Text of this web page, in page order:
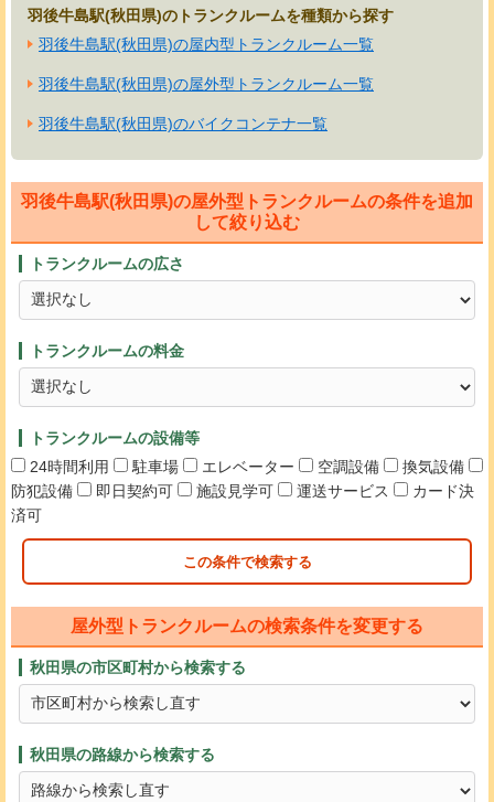
羽後牛島駅(秋田県)のトランクルームを種類から探す
羽後牛島駅(秋田県)の屋内型トランクルーム一覧
羽後牛島駅(秋田県)の屋外型トランクルーム一覧
羽後牛島駅(秋田県)のバイクコンテナ一覧
羽後牛島駅(秋田県)の屋外型トランクルームの条件を追加
して絞り込む
トランクルームの広さ
トランクルームの料金
トランクルームの設備等
24時間利用
駐車場 エレベーター 空調設備
換気設備
防犯設備
即日契約可 施設見学可 運送サービス
カード決
済可
この条件で検索する
屋外型トランクルームの検索条件を変更する
秋田県の市区町村から検索する
秋田県の路線から検索する